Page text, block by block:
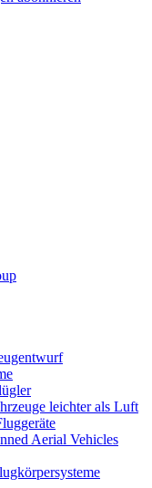
leichter als Luft
Aerial Vehicles